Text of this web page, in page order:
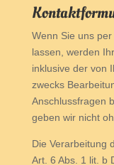
Wenn Sie uns
lassen, werden
inklusive der von
zwecks
Anschlussfragen
geben wir nicht
Die Verarbeitung
Art. 6 Abs. 1 lit. b